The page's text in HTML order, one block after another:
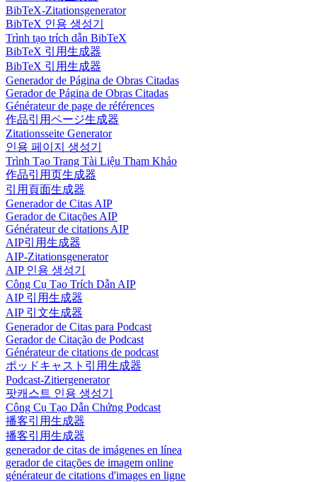
BibTeX-Zitationsgenerator
BibTeX 인용 생성기
Trình tạo trích dẫn BibTeX
BibTeX 引用生成器
BibTeX 引用生成器
Generador de Página de Obras Citadas
Gerador de Página de Obras Citadas
Générateur de page de références
作品引用ページ生成器
Zitationsseite Generator
인용 페이지 생성기
Trình Tạo Trang Tài Liệu Tham Khảo
作品引用页生成器
引用頁面生成器
Generador de Citas AIP
Gerador de Citações AIP
Générateur de citations AIP
AIP引用生成器
AIP-Zitationsgenerator
AIP 인용 생성기
Công Cụ Tạo Trích Dẫn AIP
AIP 引用生成器
AIP 引文生成器
Generador de Citas para Podcast
Gerador de Citação de Podcast
Générateur de citations de podcast
ポッドキャスト引用生成器
Podcast-Zitiergenerator
팟캐스트 인용 생성기
Công Cụ Tạo Dẫn Chứng Podcast
播客引用生成器
播客引用生成器
generador de citas de imágenes en línea
gerador de citações de imagem online
générateur de citations d'images en ligne